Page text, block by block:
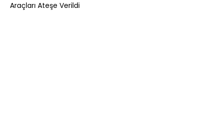
Araçları Ateşe Verildi